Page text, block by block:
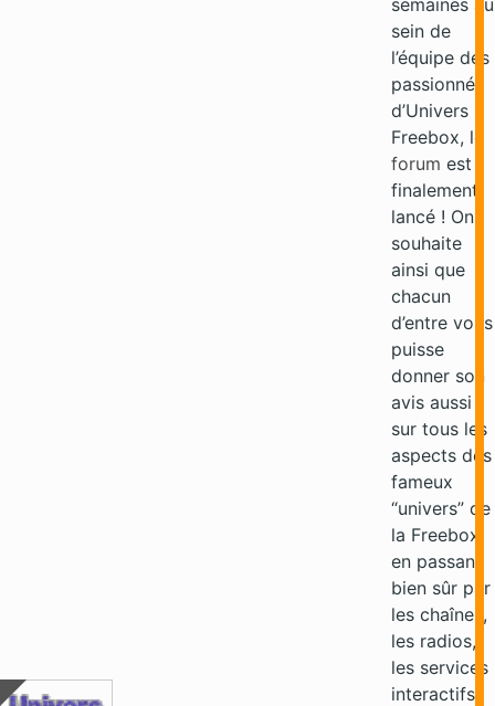
sein de
l’équipe des
passionnés
d’Univers
Freebox, le
forum est
finalement
lancé ! On
souhaite
ainsi que
chacun
d’entre vous
puisse
donner son
avis aussi
sur tous les
aspects des
fameux
“univers” de
la Freebox,
en passant
bien sûr par
les chaînes,
les radios,
les services
interactifs